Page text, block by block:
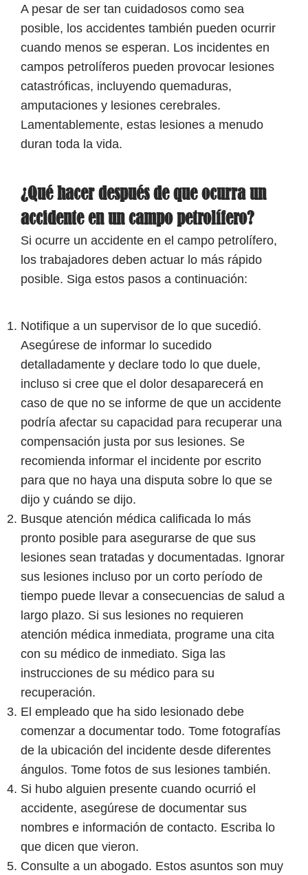
A pesar de ser tan cuidadosos como sea
posible, los accidentes también pueden ocurrir
cuando menos se esperan. Los incidentes en
campos petrolíferos pueden provocar lesiones
catastróficas, incluyendo quemaduras,
amputaciones y lesiones cerebrales.
Lamentablemente, estas lesiones a menudo
duran toda la vida.
¿Qué hacer después de que ocurra un
accidente en un campo petrolífero?
Si ocurre un accidente en el campo petrolífero,
los trabajadores deben actuar lo más rápido
posible. Siga estos pasos a continuación:
Notifique a un supervisor de lo que sucedió.
Asegúrese de informar lo sucedido
detalladamente y declare todo lo que duele,
incluso si cree que el dolor desaparecerá en
caso de que no se informe de que un accidente
podría afectar su capacidad para recuperar una
compensación justa por sus lesiones. Se
recomienda informar el incidente por escrito
para que no haya una disputa sobre lo que se
dijo y cuándo se dijo.
Busque atención médica calificada lo más
pronto posible para asegurarse de que sus
lesiones sean tratadas y documentadas. Ignorar
sus lesiones incluso por un corto período de
tiempo puede llevar a consecuencias de salud a
largo plazo. Si sus lesiones no requieren
atención médica inmediata, programe una cita
con su médico de inmediato. Siga las
instrucciones de su médico para su
recuperación.
El empleado que ha sido lesionado debe
comenzar a documentar todo. Tome fotografías
de la ubicación del incidente desde diferentes
ángulos. Tome fotos de sus lesiones también.
Si hubo alguien presente cuando ocurrió el
accidente, asegúrese de documentar sus
nombres e información de contacto. Escriba lo
que dicen que vieron.
Consulte a un abogado. Estos asuntos son muy